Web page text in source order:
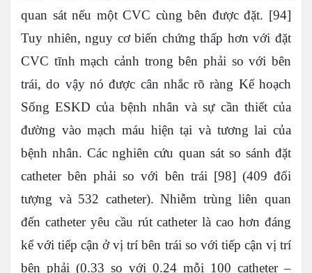
quan sát nếu một CVC cùng bên được đặt. [94]
Tuy nhiên, nguy cơ biến chứng thấp hơn với đặt
CVC tĩnh mạch cảnh trong bên phải so với bên
trái, do vậy nó được cân nhắc rõ ràng Kế hoạch
Sống ESKD của bệnh nhân và sự cần thiết của
đường vào mạch máu hiện tại và tương lai của
bệnh nhân. Các nghiên cứu quan sát so sánh đặt
catheter bên phải so với bên trái [98] (409 đối
tượng và 532 catheter). Nhiễm trùng liên quan
đến catheter yêu cầu rút catheter là cao hơn đáng
kể với tiếp cận ở vị trí bên trái so với tiếp cận vị trí
bên phải (0.33 so với 0.24 mỗi 100 catheter –